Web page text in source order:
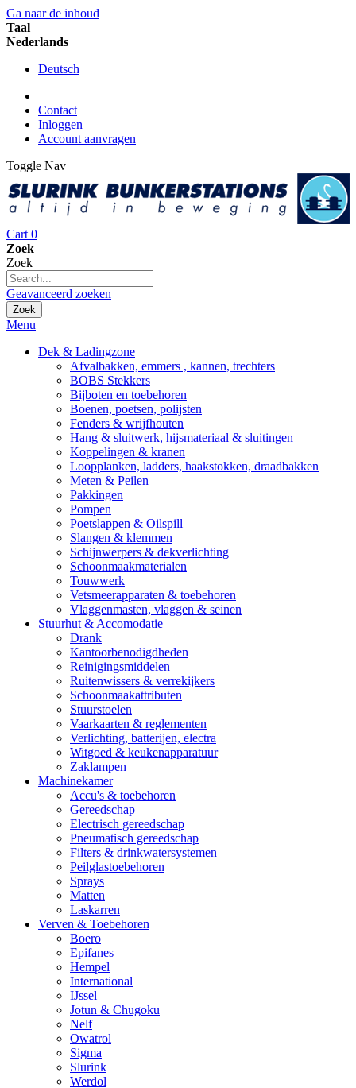
Ga naar de inhoud
Taal
Nederlands
Deutsch
Contact
Inloggen
Account aanvragen
Toggle Nav
Cart 0
Zoek
Zoek
Geavanceerd zoeken
Zoek
Menu
Dek & Ladingzone
Afvalbakken, emmers , kannen, trechters
BOBS Stekkers
Bijboten en toebehoren
Boenen, poetsen, polijsten
Fenders & wrijfhouten
Hang & sluitwerk, hijsmateriaal & sluitingen
Koppelingen & kranen
Loopplanken, ladders, haakstokken, draadbakken
Meten & Peilen
Pakkingen
Pompen
Poetslappen & Oilspill
Slangen & klemmen
Schijnwerpers & dekverlichting
Schoonmaakmaterialen
Touwwerk
Vetsmeerapparaten & toebehoren
Vlaggenmasten, vlaggen & seinen
Stuurhut & Accomodatie
Drank
Kantoorbenodigdheden
Reinigingsmiddelen
Ruitenwissers & verrekijkers
Schoonmaakattributen
Stuurstoelen
Vaarkaarten & reglementen
Verlichting, batterijen, electra
Witgoed & keukenapparatuur
Zaklampen
Machinekamer
Accu's & toebehoren
Gereedschap
Electrisch gereedschap
Pneumatisch gereedschap
Filters & drinkwatersystemen
Peilglastoebehoren
Sprays
Matten
Laskarren
Verven & Toebehoren
Boero
Epifanes
Hempel
International
IJssel
Jotun & Chugoku
Nelf
Owatrol
Sigma
Slurink
Werdol